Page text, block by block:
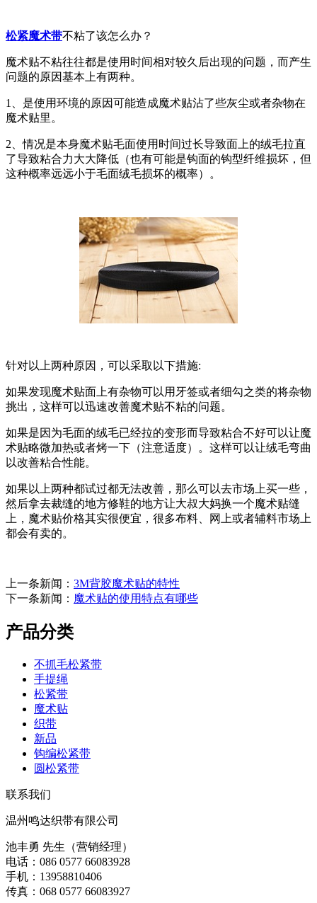
松紧魔术带不粘了该怎么办？
魔术贴不粘往往都是使用时间相对较久后出现的问题，而产生
问题的原因基本上有两种。
1、是使用环境的原因可能造成魔术贴沾了些灰尘或者杂物在
魔术贴里。
2、情况是本身魔术贴毛面使用时间过长导致面上的绒毛拉直
了导致粘合力大大降低（也有可能是钩面的钩型纤维损坏，但
这种概率远远小于毛面绒毛损坏的概率）。
针对以上两种原因，可以采取以下措施:
如果发现魔术贴面上有杂物可以用牙签或者细勾之类的将杂物
挑出，这样可以迅速改善魔术贴不粘的问题。
如果是因为毛面的绒毛已经拉的变形而导致粘合不好可以让魔
术贴略微加热或者烤一下（注意适度）。这样可以让绒毛弯曲
以改善粘合性能。
如果以上两种都试过都无法改善，那么可以去市场上买一些，
然后拿去裁缝的地方修鞋的地方让大叔大妈换一个魔术贴缝
上，魔术贴价格其实很便宜，很多布料、网上或者辅料市场上
都会有卖的。
上一条新闻： 3M背胶魔术贴的特性
下一条新闻： 魔术贴的使用特点有哪些
产品分类
不抓毛松紧带
手提绳
松紧带
魔术贴
织带
新品
钩编松紧带
圆松紧带
联系我们
温州鸣达织带有限公司
池丰勇 先生（营销经理）
电话：086 0577 66083928
手机：13958810406
传真：068 0577 66083927